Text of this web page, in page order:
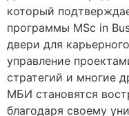
который
программы MSc in
двери для
управление
стратегий и многие
МБИ становятся
благодаря своему